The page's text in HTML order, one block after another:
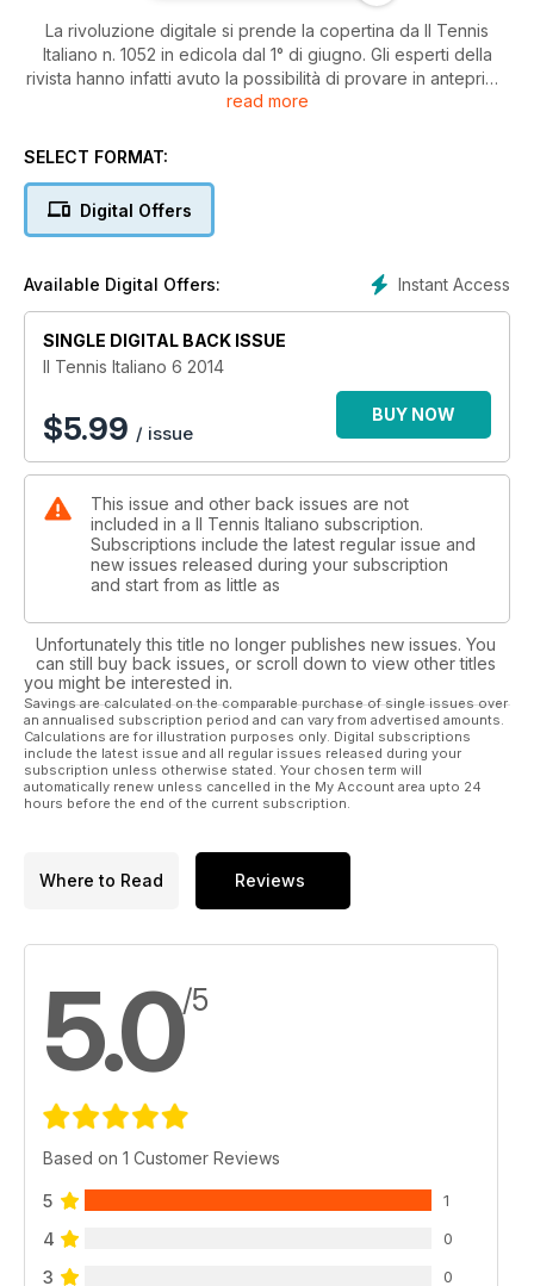
La rivoluzione digitale si prende la copertina da Il Tennis
Italiano n. 1052 in edicola dal 1° di giugno. Gli esperti della
rivista hanno infatti avuto la possibilità di provare in anteprima
la Babolat Play, la racchetta “connessa”, dotata di un apposito
del suo utilizzatore. Durata e intensità di partite e allenamenti,
succede poi lo potete leggere sul numero in uscita della più
antica rivista specializzata nel mondo (85° anno) che, sempre
in anteprima, presenta la nuova incredibile app, Tennis
Camera, sviluppata da due ingegneri italiani che trasforma
l’iPhone in un mini “Occhio di falco” in grado di misurare la
velocità del servizio ( e di vedere il punto dove la palla ha
read more
SELECT FORMAT:
Digital Offers
Instant Access
Available Digital Offers:
SINGLE DIGITAL BACK ISSUE
Il Tennis Italiano 6 2014
$5.99 / issue
BUY NOW
This issue and other back issues are not
included in a Il Tennis Italiano subscription.
Subscriptions include the latest regular issue and
new issues released during your subscription
and start from as little as
Unfortunately this title no longer publishes new issues. You
can still buy back issues, or scroll down to view other titles
you might be interested in.
Savings are calculated on the comparable purchase of single issues over
an annualised subscription period and can vary from advertised amounts.
Calculations are for illustration purposes only. Digital subscriptions
include the latest issue and all regular issues released during your
subscription unless otherwise stated. Your chosen term will
automatically renew unless cancelled in the My Account area upto 24
hours before the end of the current subscription.
Where to Read Reviews
5.0/5
Based on 1 Customer Reviews
5 1
4 0
3 0